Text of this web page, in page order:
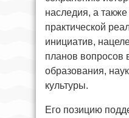
наследия, а
практической
инициатив,
планов вопросов
образования,
культуры.
Его позицию